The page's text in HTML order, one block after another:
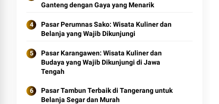
Ganteng dengan Gaya yang Menarik
Pasar Perumnas Sako: Wisata Kuliner dan
Belanja yang Wajib Dikunjungi
Pasar Karangawen: Wisata Kuliner dan
Budaya yang Wajib Dikunjungi di Jawa
Tengah
Pasar Tambun Terbaik di Tangerang untuk
Belanja Segar dan Murah